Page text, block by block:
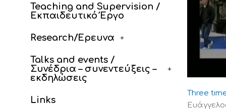
Teaching and Supervision /
Εκπαιδευτικό Έργο
Research/Έρευνα
Talks and events /
Συνέδρια – συνεντεύξεις –
εκδηλώσεις
Links
Three